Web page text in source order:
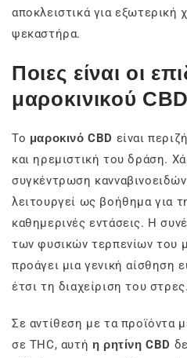
αποκλειστικά για
ψεκαστήρα.
Ποιες είναι οι
μαροκινικού
Το μαροκινό CBD είναι
και ηρεμιστική του δράση.
συγκέντρωση
λειτουργεί ως βοήθημα για
καθημερινές εντάσεις. Η
των φυσικών τερπενίων του
προάγει μια γενική αίσθηση
έτσι τη διαχείριση του στρες.
Σε αντίθεση με τα προϊόντα
σε THC, αυτή η ρητίνη CBD